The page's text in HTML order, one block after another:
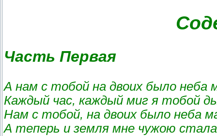
Часть Первая
А нам с тобой на двоих было неба
Каждый час, каждый миг я тобой
Нам с тобой, на двоих было неба
А теперь и земля мне чужою